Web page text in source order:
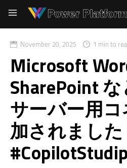
November 20, 2025 1 min to
Microsoft
SharePoint
サーバー用
加されました
#CopilotStudip